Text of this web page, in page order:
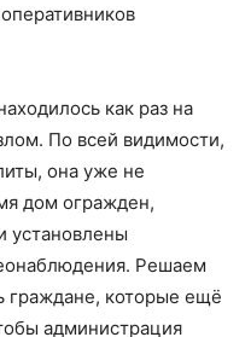
как раз на
По всей видимости,
она уже не
дом огражден,
установлены
Решаем
граждане, которые ещё
администрация